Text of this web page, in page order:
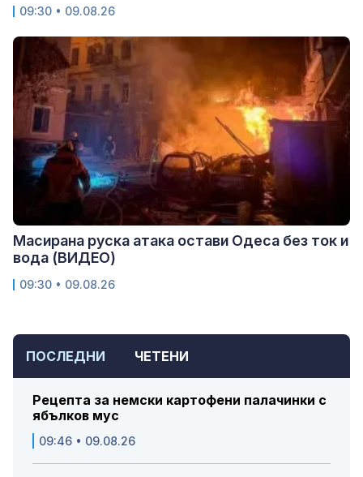
ПОСЛЕДНИ ЧЕТЕНИ
Рецепта за немски картофени палачинки с
ябълков мус
09:46 • 09.08.26
09:30 • 09.08.26
Масирана руска атака остави Одеса без ток и
вода (ВИДЕО)
09:30 • 09.08.26